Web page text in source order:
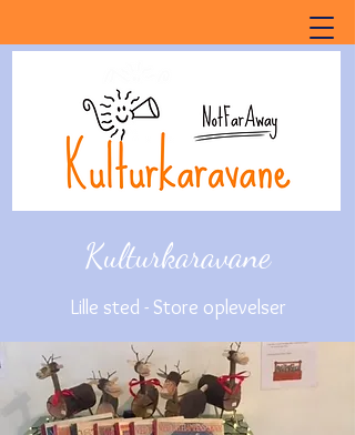
Kulturkaravane
Lille sted - Store oplevelser